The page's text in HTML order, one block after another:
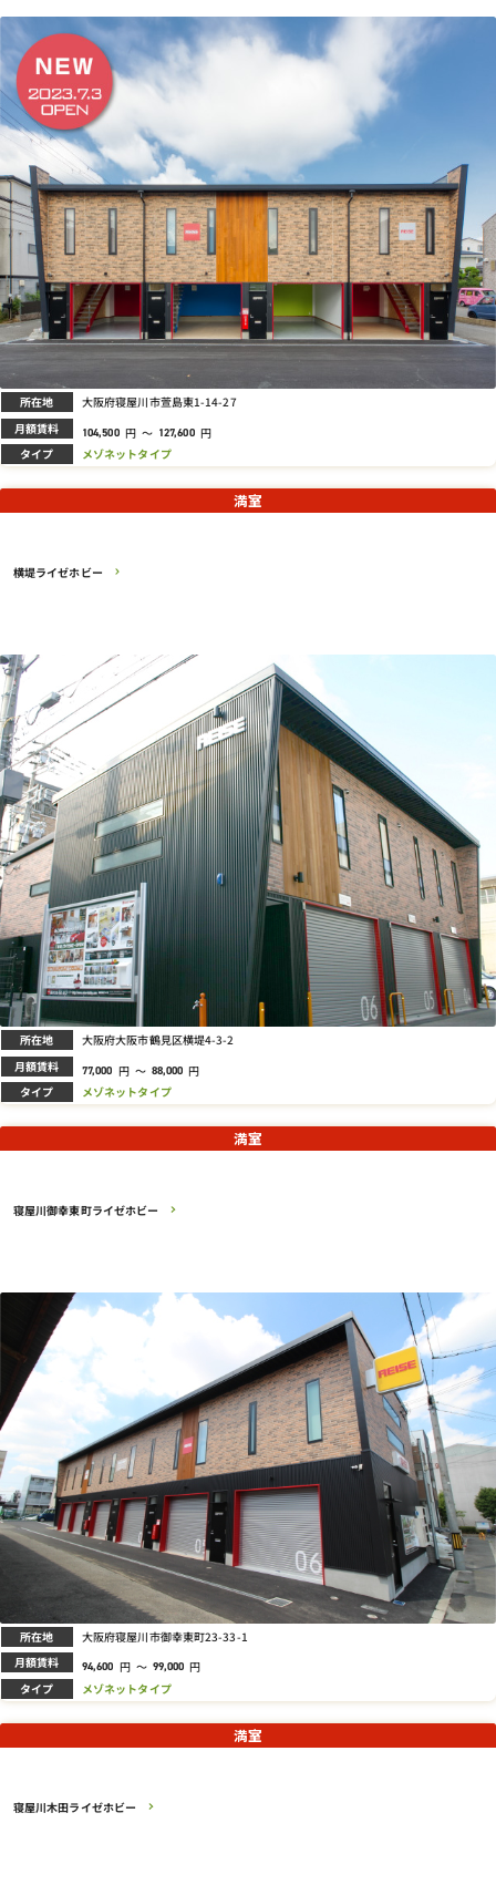
所在地 大阪府寝屋川市萱島東1-14-27
月額賃料 104,500 円 ～ 127,600 円
タイプ メゾネットタイプ
横堤ライゼホビー
満室
所在地 大阪府大阪市鶴見区横堤4-3-2
月額賃料 77,000 円 ～ 88,000 円
タイプ メゾネットタイプ
寝屋川御幸東町ライゼホビー
満室
所在地 大阪府寝屋川市御幸東町23-33-1
月額賃料 94,600 円 ～ 99,000 円
タイプ メゾネットタイプ
寝屋川木田ライゼホビー
満室